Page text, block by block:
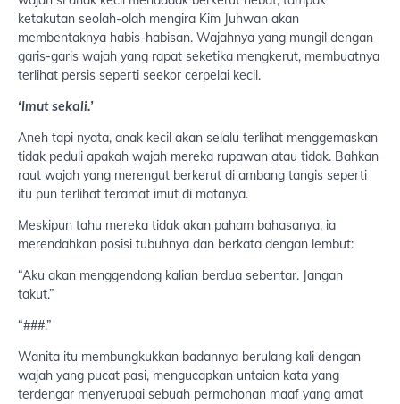
ketakutan seolah-olah mengira Kim Juhwan akan
membentaknya habis-habisan. Wajahnya yang mungil dengan
garis-garis wajah yang rapat seketika mengkerut, membuatnya
terlihat persis seperti seekor cerpelai kecil.
‘Imut sekali.’
Aneh tapi nyata, anak kecil akan selalu terlihat menggemaskan
tidak peduli apakah wajah mereka rupawan atau tidak. Bahkan
raut wajah yang merengut berkerut di ambang tangis seperti
itu pun terlihat teramat imut di matanya.
Meskipun tahu mereka tidak akan paham bahasanya, ia
merendahkan posisi tubuhnya dan berkata dengan lembut:
“Aku akan menggendong kalian berdua sebentar. Jangan
takut.”
“###.”
Wanita itu membungkukkan badannya berulang kali dengan
wajah yang pucat pasi, mengucapkan untaian kata yang
terdengar menyerupai sebuah permohonan maaf yang amat